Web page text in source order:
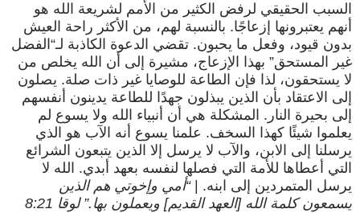
السبب الحقيقي لرفض الكثير من الأمم لشريعة الله هو
أنهم يعتبرونها إزعاجًا. بالنسبة لهم، من الأكثر راحة العيش
بدون قيود، وفعل ما يحبون. تقضي الدعوة الكاذبة لـ“الفضل
غير المستحق” بهذا الإزعاج، مشيرة إلى أن الله يخلص من
لا يستحقون، لذا فإن الطاعة للوصايا غير ذات صلة. يصلون
إلى الاعتقاد بأن الذين يبذلون جهدًا للطاعة يدينون أنفسهم
إلى بحيرة النار. المشكلة هي أن أنبياء الله ولا يسوع لم
يعلموا شيئًا كهذا السخف. علمنا يسوع أنه الآب هو الذي
يرسلنا إلى الابن، والآب لا يرسل إلا الذين يتبعون الشرائع
التي أعطاها للأمة التي فصلها لنفسه بعهد أبدي. الله لا
يرسل المتمردين إلى ابنه. |“أمي وإخوتي هم الذين
يسمعون كلمة الله [العهد القديم] ويعملون بها.” لوقا 8:21